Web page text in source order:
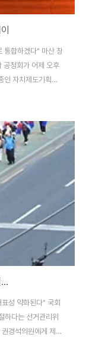
통합하겠다" 마산 창
공청회가 어제 오후
인 자치제도기획관
을 설명하고, 마산
실무 책임자인 행
합'이라는 것을 거
고, 토론자들이 "연
라는 주장을 펼쳤
성 약화된다" 국회
하다는 선거관리위
경석의원에게 제출
율통합에 관한 입